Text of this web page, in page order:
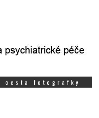
cesta fotografky